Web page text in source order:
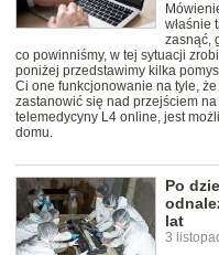
właśnie
zasnąć,
co powinniśmy, w tej sytuacji
poniżej przedstawimy kilka
Ci one funkcjonowanie na tyle,
zastanowić się nad przejściem
telemedycyny L4 online, jest
domu.
Po
lat
3